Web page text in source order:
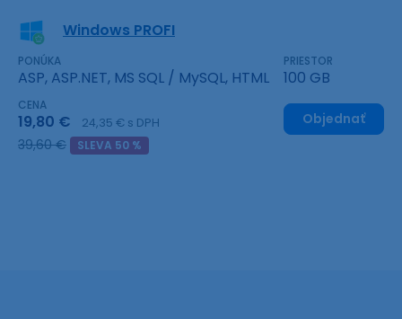
Windows PROFI
PONÚKA
ASP, ASP.NET, MS SQL / MySQL, HTML
PRIESTOR
100 GB
CENA
19,80 € 24,35 € s DPH
39,60 € SLEVA 50 %
Objednať